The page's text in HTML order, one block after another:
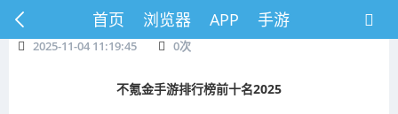
首页 浏览器 APP 手游
2025-11-04 11:19:45 0次
不氪金手游排行榜前十名2025